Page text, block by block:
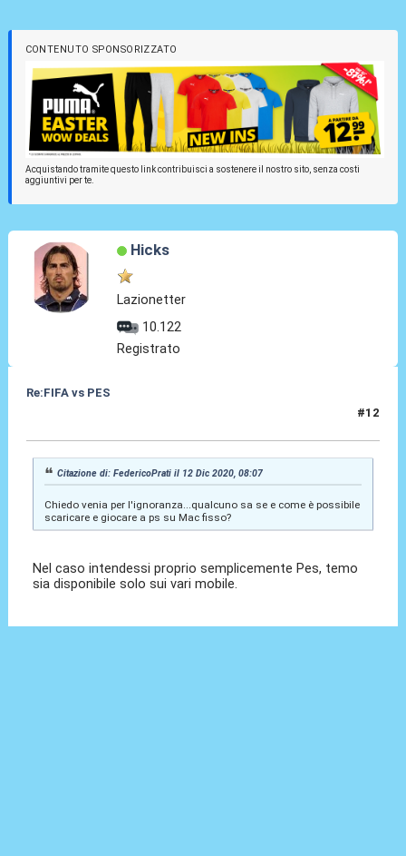
CONTENUTO SPONSORIZZATO
Acquistando tramite questo link contribuisci a sostenere il nostro sito, senza costi
aggiuntivi per te.
Hicks
Lazionetter
10.122
Registrato
Re:FIFA vs PES
#12
Citazione di: FedericoPrati il 12 Dic 2020, 08:07
Chiedo venia per l'ignoranza...qualcuno sa se e come è possibile
scaricare e giocare a ps su Mac fisso?
Nel caso intendessi proprio semplicemente Pes, temo
sia disponibile solo sui vari mobile.